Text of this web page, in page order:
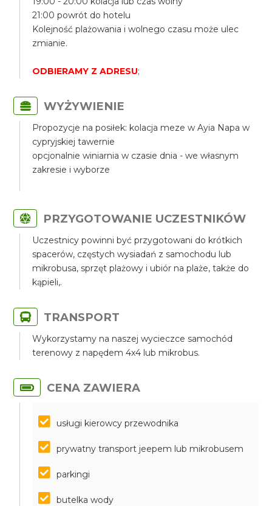
21:00 powrót do hotelu
Kolejność plażowania i wolnego czasu może ulec
zmianie.
ODBIERAMY Z ADRESU;
WYŻYWIENIE
Propozycje na posiłek: kolacja meze w Ayia Napa w
cypryjskiej tawernie
opcjonalnie winiarnia w czasie dnia - we własnym
zakresie i wyborze
PRZYGOTOWANIE UCZESTNIKÓW
Uczestnicy powinni być przygotowani do krótkich
spacerów, częstych wysiadań z samochodu lub
mikrobusa, sprzęt plażowy i ubiór na plaże, także do
kąpieli,.
TRANSPORT
Wykorzystamy na naszej wycieczce samochód
terenowy z napędem 4x4 lub mikrobus.
CENA ZAWIERA
usługi kierowcy przewodnika
prywatny transport jeepem lub mikrobusem
parkingi
butelka wody